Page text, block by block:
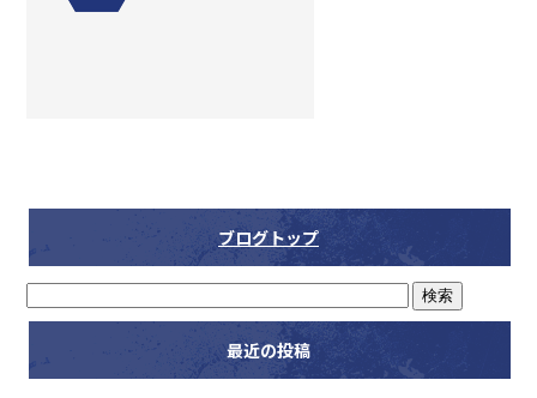
ブログトップ
最近の投稿